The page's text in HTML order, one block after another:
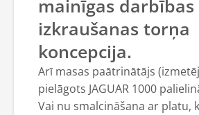
mainīgas darbības
izkraušanas torņa
koncepcija.
Arī masas paātrinātājs
pielāgots JAGUAR 1000
Vai nu smalcināšana ar platu,